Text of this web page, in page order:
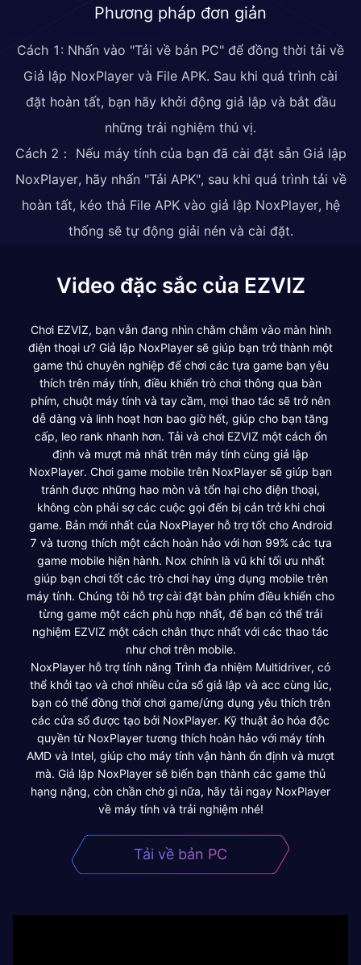
Phương pháp đơn giản
Cách 1: Nhấn vào "Tải về bản PC" để đồng thời tải về
Giả lập NoxPlayer và File APK. Sau khi quá trình cài
đặt hoàn tất, bạn hãy khởi động giả lập và bắt đầu
những trải nghiệm thú vị.
Cách 2： Nếu máy tính của bạn đã cài đặt sẵn Giả lập
NoxPlayer, hãy nhấn "Tải APK", sau khi quá trình tải về
hoàn tất, kéo thả File APK vào giả lập NoxPlayer, hệ
thống sẽ tự động giải nén và cài đặt.
Video đặc sắc của EZVIZ
Chơi EZVIZ, bạn vẫn đang nhìn chằm chằm vào màn hình
điện thoại ư? Giả lập NoxPlayer sẽ giúp bạn trở thành một
game thủ chuyên nghiệp để chơi các tựa game bạn yêu
thích trên máy tính, điều khiển trò chơi thông qua bàn
phím, chuột máy tính và tay cầm, mọi thao tác sẽ trở nên
dễ dàng và linh hoạt hơn bao giờ hết, giúp cho bạn tăng
cấp, leo rank nhanh hơn. Tải và chơi EZVIZ một cách ổn
định và mượt mà nhất trên máy tính cùng giả lập
NoxPlayer. Chơi game mobile trên NoxPlayer sẽ giúp bạn
tránh được những hao mòn và tổn hại cho điện thoại,
không còn phải sợ các cuộc gọi đến bị cản trở khi chơi
game. Bản mới nhất của NoxPlayer hỗ trợ tốt cho Android
7 và tương thích một cách hoàn hảo với hơn 99% các tựa
game mobile hiện hành. Nox chính là vũ khí tối ưu nhất
giúp bạn chơi tốt các trò chơi hay ứng dụng mobile trên
máy tính. Chúng tôi hỗ trợ cài đặt bàn phím điều khiển cho
từng game một cách phù hợp nhất, để bạn có thể trải
nghiệm EZVIZ một cách chân thực nhất với các thao tác
như chơi trên mobile.
NoxPlayer hỗ trợ tính năng Trình đa nhiệm Multidriver, có
thể khởi tạo và chơi nhiều cửa sổ giả lập và acc cùng lúc,
bạn có thể đồng thời chơi game/ứng dụng yêu thích trên
các cửa sổ được tạo bởi NoxPlayer. Kỹ thuật ảo hóa độc
quyền từ NoxPlayer tương thích hoàn hảo với máy tính
AMD và Intel, giúp cho máy tính vận hành ổn định và mượt
mà. Giả lập NoxPlayer sẽ biến bạn thành các game thủ
hạng nặng, còn chần chờ gì nữa, hãy tải ngay NoxPlayer
về máy tính và trải nghiệm nhé!
Tải về bản PC